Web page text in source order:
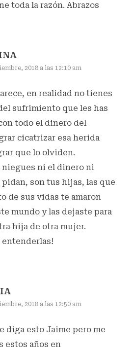
toda la razón. Abrazos
2018 a las 12:10 am
en realidad no tienes
sufrimiento que les has
todo el dinero del
cicatrizar esa herida
que lo olviden.
niegues ni el dinero ni
pidan, son tus hijas, las que
de sus vidas te amaron
mundo y las dejaste para
hija de otra mujer.
entenderlas!
2018 a las 12:50 am
diga esto Jaime pero me
estos años en